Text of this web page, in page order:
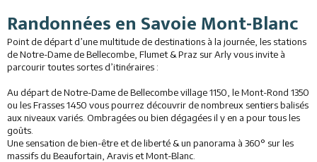
+ Activités
Restauration
Animations
Randonnées en Savoie Mont-Blanc
Point de départ d’une multitude de destinations à la journée, les stations
de Notre-Dame de Bellecombe, Flumet & Praz sur Arly vous invite à
parcourir toutes sortes d’itinéraires :
Au départ de Notre-Dame de Bellecombe village 1150, le Mont-Rond 1350
ou les Frasses 1450 vous pourrez découvrir de nombreux sentiers balisés
aux niveaux variés. Ombragées ou bien dégagées il y en a pour tous les
goûts.
Une sensation de bien-être et de liberté & un panorama à 360° sur les
massifs du Beaufortain, Aravis et Mont-Blanc.